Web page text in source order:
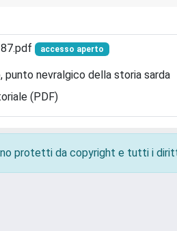
accesso aperto
punto nevralgico della storia sarda
(PDF)
protetti da copyright e tutti i